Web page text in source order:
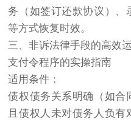
务（如签订还款协议）、
等方式恢复时效。
三、非诉法律手段的高效
支付令程序的实操指南
适用条件：
债权债务关系明确（如合
且债权人未对债务人负